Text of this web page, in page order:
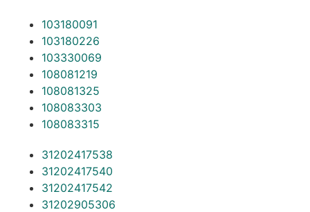
103180091
103180226
103330069
108081219
108081325
108083303
108083315
31202417538
31202417540
31202417542
31202905306